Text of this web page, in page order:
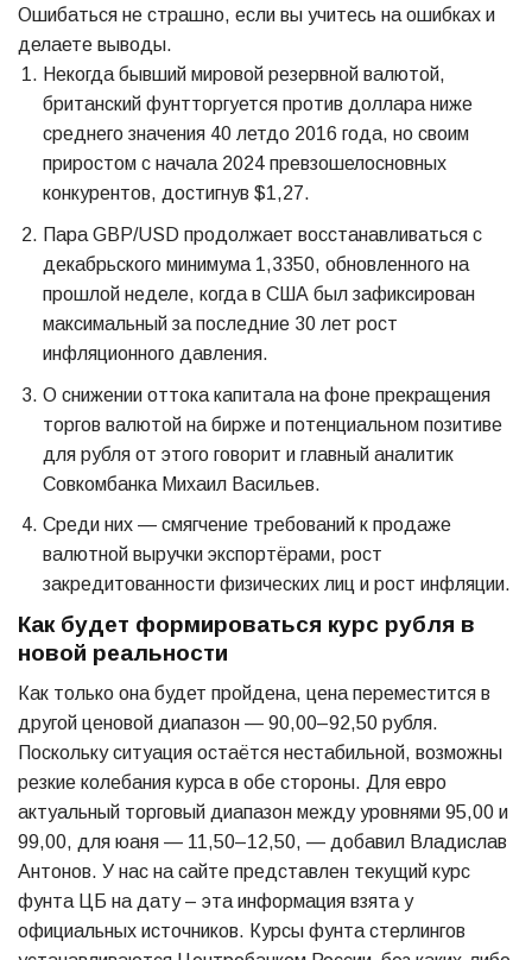
Ошибаться не страшно, если вы учитесь на ошибках и
делаете выводы.
Некогда бывший мировой резервной валютой,
британский фунтторгуется против доллара ниже
среднего значения 40 летдо 2016 года, но своим
приростом с начала 2024 превзошелосновных
конкурентов, достигнув $1,27.
Пара GBP/USD продолжает восстанавливаться с
декабрьского минимума 1,3350, обновленного на
прошлой неделе, когда в США был зафиксирован
максимальный за последние 30 лет рост
инфляционного давления.
О снижении оттока капитала на фоне прекращения
торгов валютой на бирже и потенциальном позитиве
для рубля от этого говорит и главный аналитик
Совкомбанка Михаил Васильев.
Среди них — смягчение требований к продаже
валютной выручки экспортёрами, рост
закредитованности физических лиц и рост инфляции.
Как будет формироваться курс рубля в
новой реальности
Как только она будет пройдена, цена переместится в
другой ценовой диапазон — 90,00–92,50 рубля.
Поскольку ситуация остаётся нестабильной, возможны
резкие колебания курса в обе стороны. Для евро
актуальный торговый диапазон между уровнями 95,00 и
99,00, для юаня — 11,50–12,50, — добавил Владислав
Антонов. У нас на сайте представлен текущий курс
фунта ЦБ на дату – эта информация взята у
официальных источников. Курсы фунта стерлингов